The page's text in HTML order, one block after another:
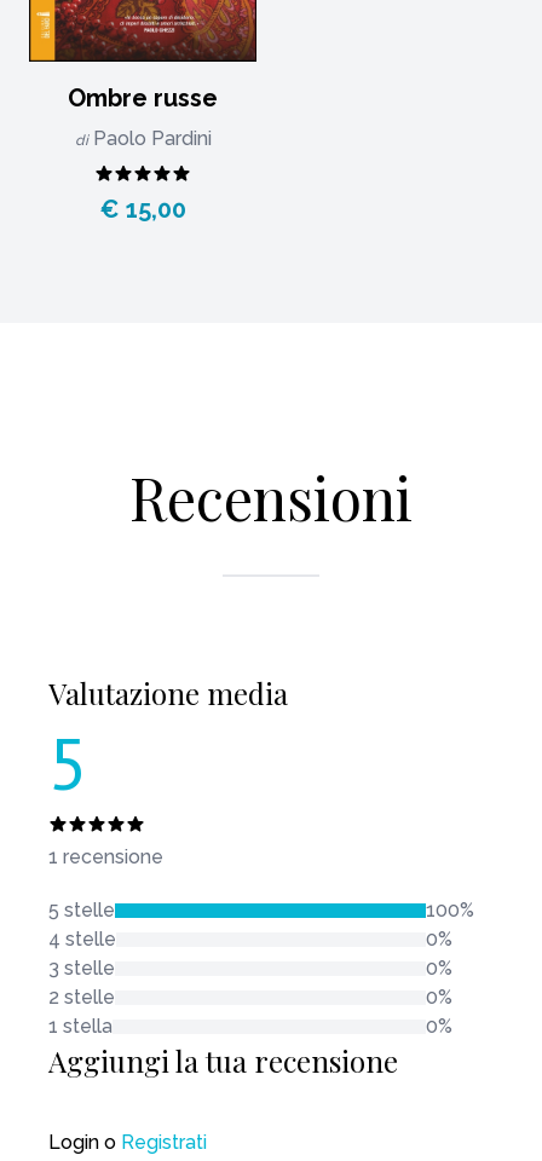
Ombre russe
di Paolo Pardini
€ 15,00
Recensioni
Valutazione media
5
1 recensione
5 stelle
100%
4 stelle
0%
3 stelle
0%
2 stelle
0%
1 stella
0%
Aggiungi la tua recensione
Login o Registrati